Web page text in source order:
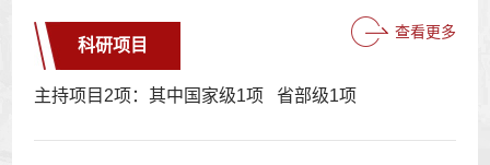
科研项目
查看更多
主持项目2项：其中国家级1项 省部级1项